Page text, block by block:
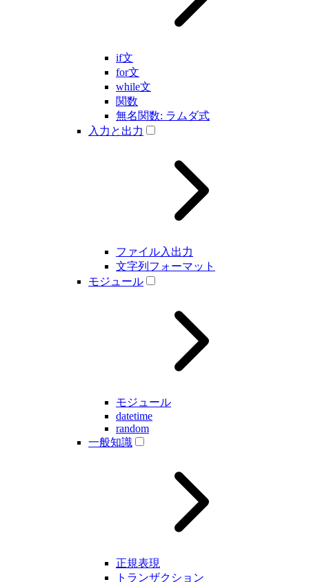
if文
for文
while文
関数
無名関数: ラムダ式
入力と出力
ファイル入出力
文字列フォーマット
モジュール
モジュール
datetime
random
一般知識
正規表現
トランザクション